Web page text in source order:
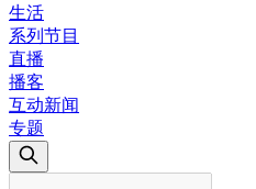
生活
系列节目
直播
播客
互动新闻
专题